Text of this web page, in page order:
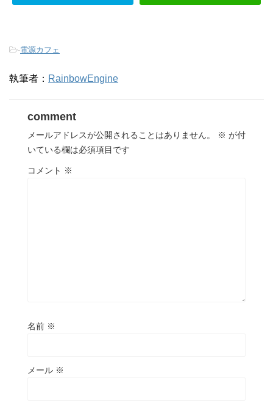
-電源カフェ
執筆者： RainbowEngine
comment
メールアドレスが公開されることはありません。 ※ が付
いている欄は必須項目です
コメント ※
名前 ※
メール ※